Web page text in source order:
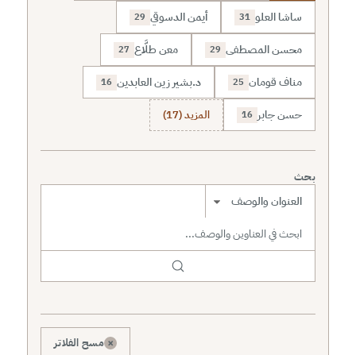
ساشا العلو 31 أيمن الدسوقي 29
محسن المصطفى 29 معن طلَّاع 27
مناف قومان 25 د.بشير زين العابدين 16
حسن جابر 16 المزيد (17)
بحث
نطاق البحث
× مسح الفلاتر